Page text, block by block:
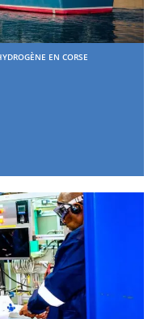
EN CORSE